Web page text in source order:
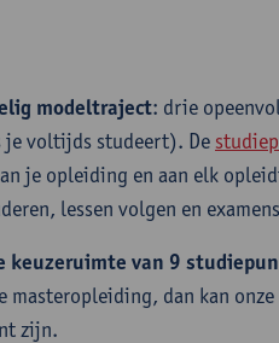
modeltraject: drie
voltijds studeert). De
je opleiding en aan elk
lessen volgen en
keuzeruimte van 9
masteropleiding, dan kan onze
zijn.